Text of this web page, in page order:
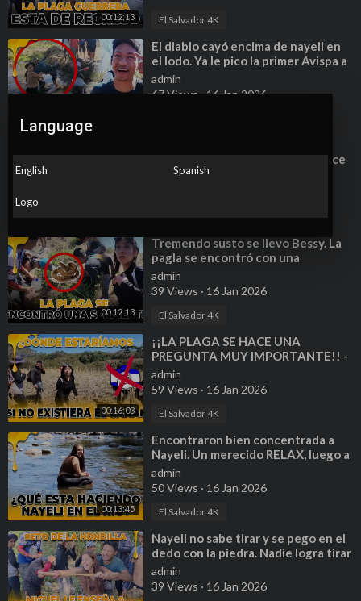
00:12:13 El Salvador 4K
⁣El diablo cayó encima de nayeli en
el lodo. Ya le pico la primer Avispa a
Miguel
admin
67 Views·16 Jan 2026
después de una picada. Nayeli dice
andar triste por esta razón.
admin
El Salvador 4K
00:12:13
⁣Tremendo susto se llevo Bessy. La
pagla se encontró con una
serpiente
admin
39 Views · 16 Jan 2026
El Salvador 4K
00:16:03
⁣¡¡LA PLAGA SE HACE UNA
PREGUNTA MUY IMPORTANTE!! -
Bessy ya tuviera 2 hijos.
admin
59 Views · 16 Jan 2026
El Salvador 4K
00:13:45
⁣Encontraron bien concentrada a
Nayeli. Un merecido RELAX, luego a
seguir con la aventura.
admin
50 Views · 16 Jan 2026
El Salvador 4K
⁣Nayeli no sabe tirar y se pego en el
dedo con la piedra. Nadie logra tirar
la botella.
admin
39 Views · 16 Jan 2026
Language
English Spanish
Logo